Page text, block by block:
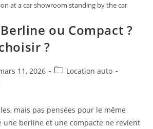
at a car showroom standing by the car
ou Compact ?
?
:
11, 2026
PostLocation auto
mais pas pensées pour le même
une berline et une compacte ne revient